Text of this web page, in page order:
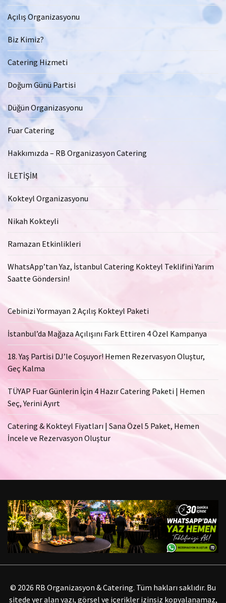
Açılış Organizasyonu
Biz Kimiz?
Catering Hizmeti
Doğum Günü Partisi
Düğün Organizasyonu
Fuar Catering
Hakkımızda – RB Organizasyon Catering
İLETİŞİM
Kokteyl Organizasyonu
Nikah Kokteyli
Ramazan Etkinlikleri
WhatsApp’tan Yaz, İstanbul Catering Kokteyl Teklifini Yarım
Saatte Göndersin!
Cebinizi Yormayan 2 Açılış Kokteyl Paketi
İstanbul’da Mağaza Açılışını Fark Ettiren 4 Özel Kampanya
18. Yaş Partisi DJ’le Coşuyor! Hemen Rezervasyon Oluştur,
Geç Kalma
TÜYAP Fuar Günlerin İçin 4 Hazır Catering Paketi | Hemen
Seç, Yerini Ayırt
Catering & Kokteyl Fiyatları | Sana Özel 5 Paket, Hemen
İncele ve Rezervasyon Oluştur
© 2026 RB Organizasyon & Catering. Tüm hakları saklıdır. Bu
sitede yer alan yazı, görsel ve içerikler izinsiz kopyalanamaz,